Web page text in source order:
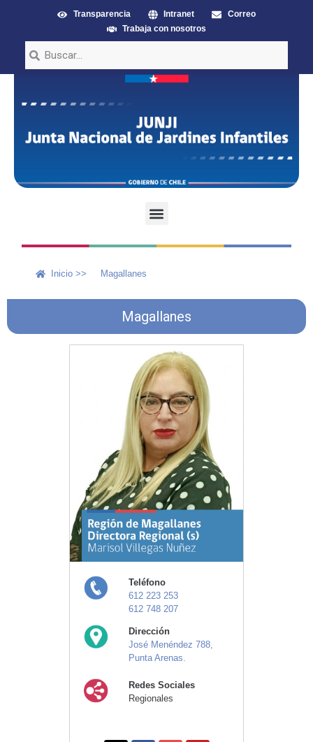
Transparencia Intranet
Correo
Trabaja con nosotros
Inicio >> Magallanes
Magallanes
Teléfono
612 223 253
612 748 207
Dirección
José Menéndez 788,
Punta Arenas.
Redes Sociales
Regionales